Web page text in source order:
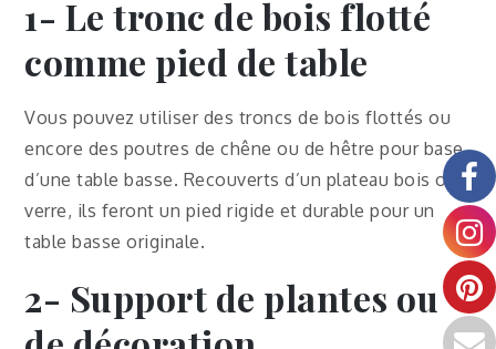
1- Le tronc de bois flotté
comme pied de table
Vous pouvez utiliser des troncs de bois flottés ou
encore des poutres de chêne ou de hêtre pour base
d’une table basse. Recouverts d’un plateau bois ou
verre, ils feront un pied rigide et durable pour un
table basse originale.
2- Support de plantes ou